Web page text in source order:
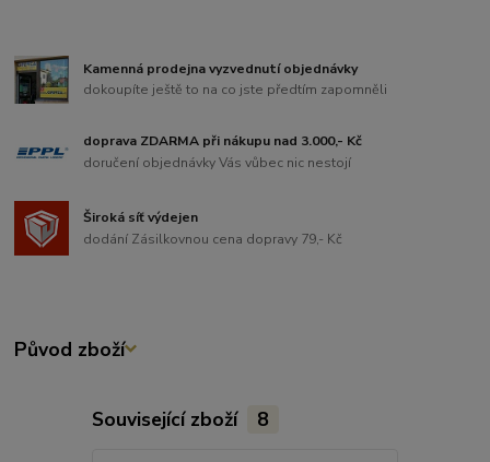
Kamenná prodejna vyzvednutí objednávky
dokoupíte ještě to na co jste předtím zapomněli
doprava ZDARMA při nákupu nad 3.000,- Kč
doručení objednávky Vás vůbec nic nestojí
Široká síť výdejen
dodání Zásilkovnou cena dopravy 79,- Kč
Původ zboží
Související zboží 8